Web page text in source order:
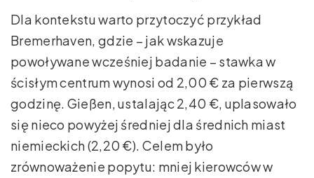
Dla kontekstu warto przytoczyć przykład
Bremerhaven, gdzie – jak wskazuje
powoływane wcześniej badanie – stawka w
ścisłym centrum wynosi od 2,00 € za pierwszą
godzinę. Gießen, ustalając 2,40 €, uplasowało
się nieco powyżej średniej dla średnich miast
niemieckich (2,20 €). Celem było
zrównoważenie popytu: mniej kierowców w